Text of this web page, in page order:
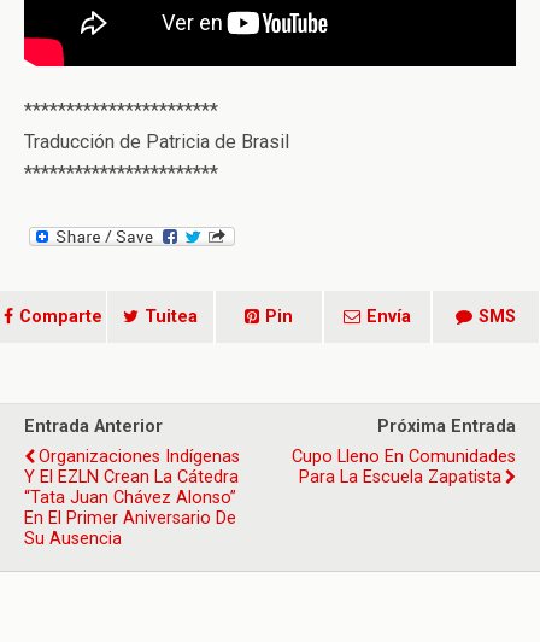
***********************
Traducción de Patricia de Brasil
***********************
Comparte Tuitea Pin Envía SMS
Entrada Anterior
Organizaciones Indígenas
Y El EZLN Crean La Cátedra
“Tata Juan Chávez Alonso”
En El Primer Aniversario De
Su Ausencia
Próxima Entrada
Cupo Lleno En Comunidades
Para La Escuela Zapatista